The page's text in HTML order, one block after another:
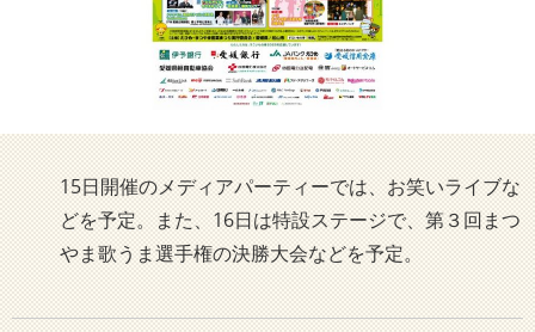
15日開催のメディアパーティーでは、お笑いライブな
どを予定。また、16日は特設ステージで、第３回まつ
やま歌うま選手権の決勝大会などを予定。